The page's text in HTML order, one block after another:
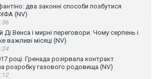
два законні способи позбутися
(NV)
Венса і мирні переговори. Чому серпень і
важливі місяці (NV)
році. Гренада розірвала контракт
розробку газового родовища (NV)